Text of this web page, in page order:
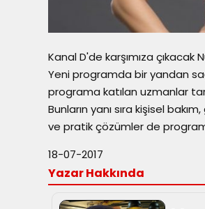
Kanal D'de karşımıza
Yeni programda bir yandan
programa katılan uzmanlar
Bunların yanı sıra kişisel
ve pratik çözümler de
18-07-2017
Yazar Hakkında